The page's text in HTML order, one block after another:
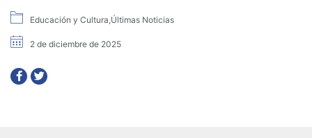
Educación y Cultura,Últimas Noticias
2 de diciembre de 2025